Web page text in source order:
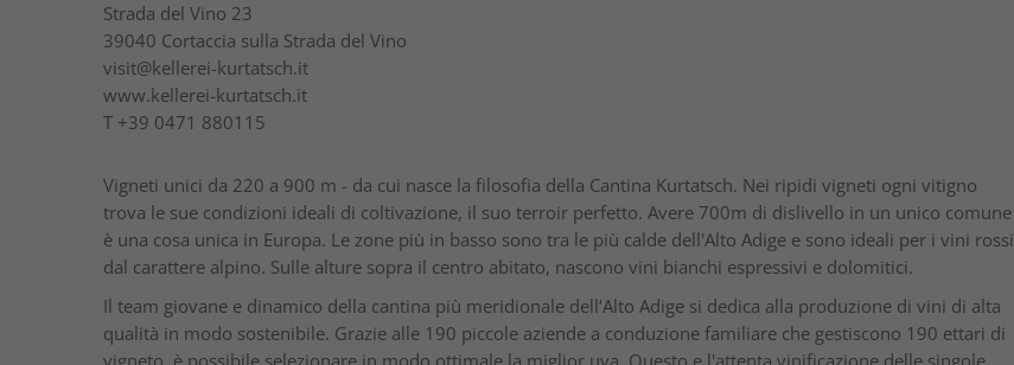
Strada del Vino 23
39040 Cortaccia sulla Strada del Vino
visit@kellerei-kurtatsch.it
www.kellerei-kurtatsch.it
T +39 0471 880115
Vigneti unici da 220 a 900 m - da cui nasce la filosofia della Cantina Kurtatsch. Nei ripidi vigneti ogni vitigno
trova le sue condizioni ideali di coltivazione, il suo terroir perfetto. Avere 700m di dislivello in un unico comune
è una cosa unica in Europa. Le zone più in basso sono tra le più calde dell'Alto Adige e sono ideali per i vini rossi
dal carattere alpino. Sulle alture sopra il centro abitato, nascono vini bianchi espressivi e dolomitici.
Il team giovane e dinamico della cantina più meridionale dell‘Alto Adige si dedica alla produzione di vini di alta
qualità in modo sostenibile. Grazie alle 190 piccole aziende a conduzione familiare che gestiscono 190 ettari di
vigneto, è possibile selezionare in modo ottimale la miglior uva. Questo e l'attenta vinificazione delle singole